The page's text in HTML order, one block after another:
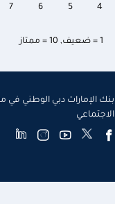
1 = ضعيف , 10 = ممتاز
7 6 5 4
بنك الإمارات دبي الوطني في
الاجتماعي